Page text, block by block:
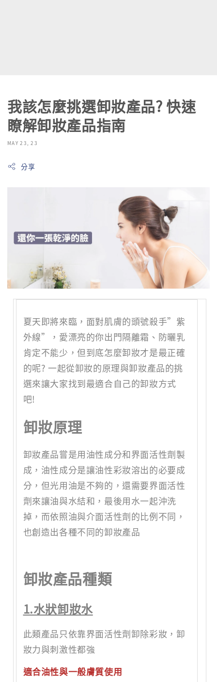
我該怎麼挑選卸妝產品? 快速
瞭解卸妝產品指南
MAY 23, 23
分享
夏天即將來臨，面對肌膚的頭號殺手”紫
外線”，愛漂亮的你出門隔離霜、防曬乳
肯定不能少，但到底怎麼卸妝才是最正確
的呢? 一起從卸妝的原理與卸妝產品的挑
選來讓大家找到最適合自己的卸妝方式
吧!
卸妝原理
卸妝產品嘗是用油性成分和界面活性劑製
成，油性成分是讓油性彩妝溶出的必要成
分，但光用油是不夠的，還需要界面活性
劑來讓油與水結和，最後用水一起沖洗
掉，而依照油與介面活性劑的比例不同，
也創造出各種不同的卸妝產品
卸妝產品種類
1.水狀卸妝水
此類產品只依靠界面活性劑卸除彩妝，卸
妝力與刺激性都強
適合油性與一般膚質使用